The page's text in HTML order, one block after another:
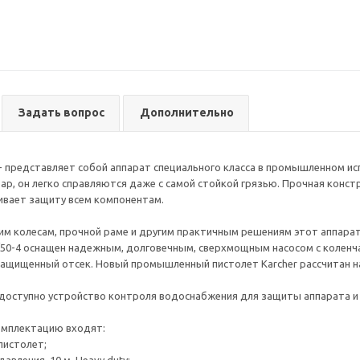
Задать вопрос Дополнительно
представляет собой аппарат специального класса в промышленном
он легко справляются даже с самой стойкой грязью. Прочная
защиту всем компонентам.
колесам, прочной раме и другим практичным решениям этот
50-4 оснащен надежным, долговечным, сверхмощным насосом с
отсек. Новый промышленный пистолет Karcher рассчитан
устройство контроля водоснабжения для защиты аппарата
входят: